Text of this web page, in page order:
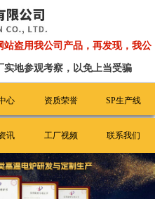
盗用我公司产品，再发现，我公
地参观考察，以免上当受骗
心 资质荣誉 SP生产线
讯 工厂视频 联系我们